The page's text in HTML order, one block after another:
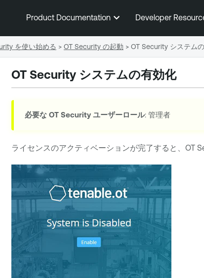
メインコンテン
Product Documentation Developer
OT Securityシステムの有効化
必要なOT Security ユーザーロール: 管理者
ライセンスのアクティベーションが完了すると、 OT
を使い始める > OT Security の起動 > OT Security システム